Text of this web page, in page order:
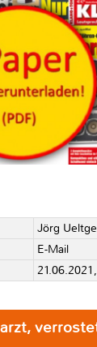
Jörg
E-Mail